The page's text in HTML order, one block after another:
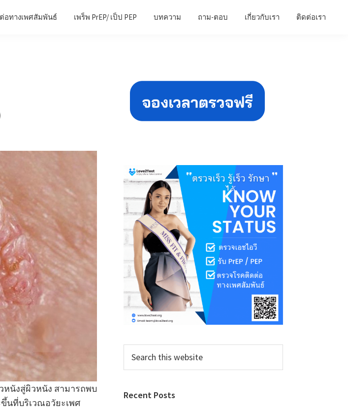
อทางเพศสัมพันธ์ เพร็พ PrEP/ เป็ป PEP บทความ ถาม-ตอบ เกี่ยวกับเรา ติดต่อเรา
นังสู่ผิวหนัง สามารถพบ
นที่บริเวณอวัยะเพศ
Sidebar
this
Recent Posts